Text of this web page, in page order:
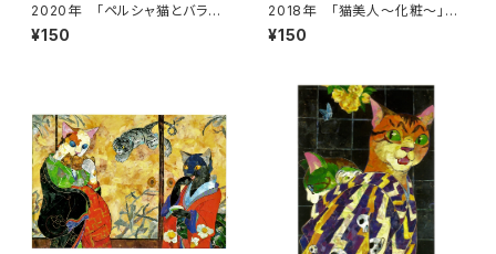
2020年 「ペルシャ猫とバラ」
絵はがき
¥150
2018年 「猫美人～化粧～」絵
はがき
¥150